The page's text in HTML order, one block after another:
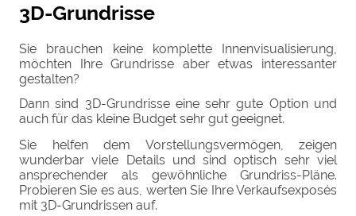
3D-Grundrisse
Sie brauchen keine komplette Innenvisualisierung,
möchten Ihre Grundrisse aber etwas interessanter
gestalten?
Dann sind 3D-Grundrisse eine sehr gute Option und
auch für das kleine Budget sehr gut geeignet.
Sie helfen dem Vorstellungsvermögen, zeigen
wunderbar viele Details und sind optisch sehr viel
ansprechender als gewöhnliche Grundriss-Pläne.
Probieren Sie es aus, werten Sie Ihre Verkaufsexposés
mit 3D-Grundrissen auf.